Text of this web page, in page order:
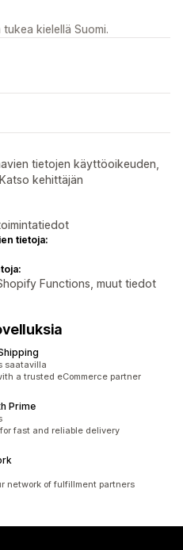
kielellä Suomi.
tietojen käyttöoikeuden,
kehittäjän
tietoja:
Functions, muut tiedot
saatavilla
a trusted eCommerce partner
Prime
fast and reliable delivery
network of fulfillment partners